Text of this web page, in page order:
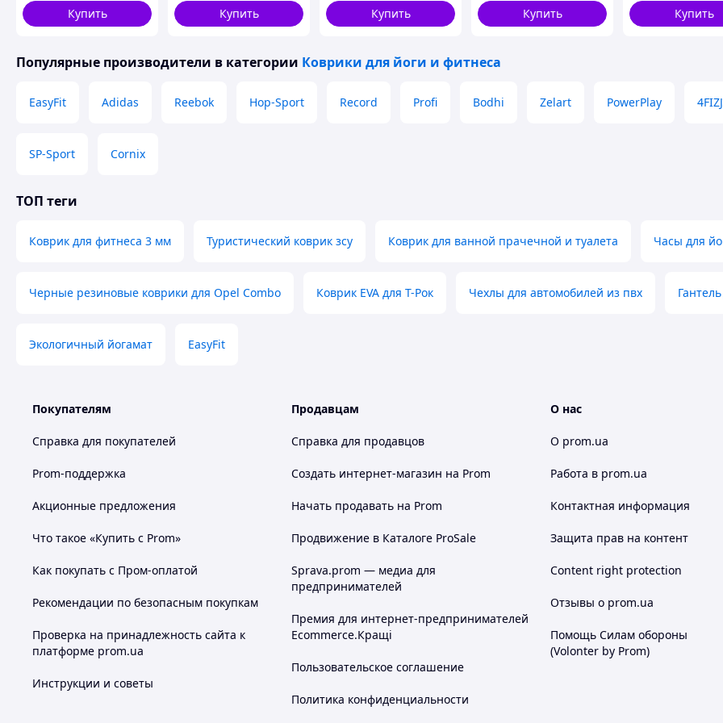
Купить
Купить Купить
Crane черная Nes22/Q
Купить Купить
Популярные производители в категории Коврики для йоги и фитнеса
EasyFit Adidas Reebok Hop-Sport Record Profi Bodhi Zelart PowerPlay
SP-Sport Cornix
ТОП теги
Коврик для фитнеса 3 мм Туристический коврик зсу Коврик для ванной прачечной и туалета Часы для
Черные резиновые коврики для Opel Combo Коврик EVA для Т-Рок Чехлы для автомобилей из пвх
Экологичный йогамат EasyFit
Покупателям
Справка для покупателей
Prom-поддержка
Акционные предложения
Что такое «Купить с Prom»
Как покупать с Пром-оплатой
Рекомендации по безопасным покупкам
Проверка на принадлежность сайта к
платформе prom.ua
Инструкции и советы
Продавцам
Справка для продавцов
Создать интернет-магазин на Prom
Начать продавать на Prom
Продвижение в Каталоге ProSale
Sprava.prom — медиа для
предпринимателей
Премия для интернет-предпринимателей
Ecommerce.Кращі
Пользовательское соглашение
Политика конфиденциальности
О нас
О prom.ua
Работа в prom.ua
Контактная информация
Защита прав на контент
Content right protection
Отзывы о prom.ua
Помощь Силам обороны
(Volonter by Prom)